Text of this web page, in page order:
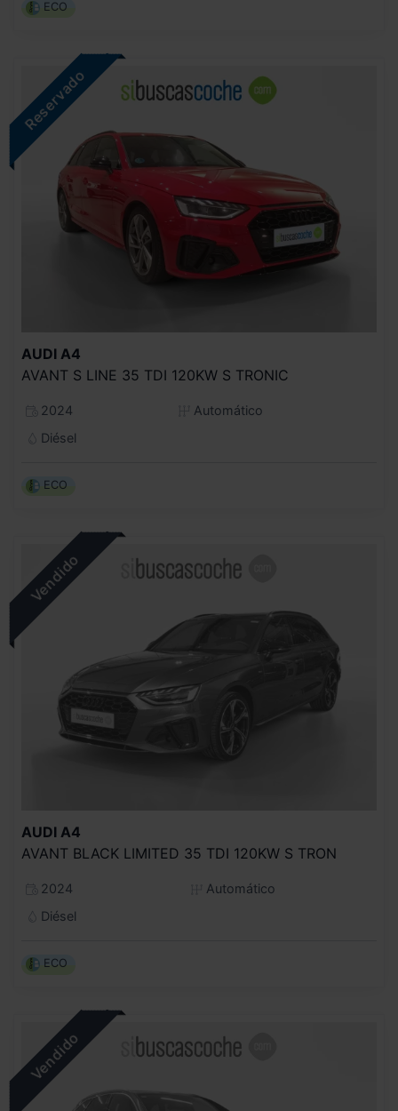
ECO
AUDI A4
AVANT S LINE 35 TDI 120KW S TRONIC
2024
Automático
Diésel
ECO
AUDI A4
AVANT BLACK LIMITED 35 TDI 120KW S TRON
2024
Automático
Diésel
ECO